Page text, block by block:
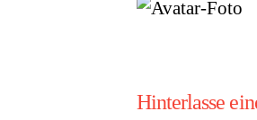
Hinterlasse